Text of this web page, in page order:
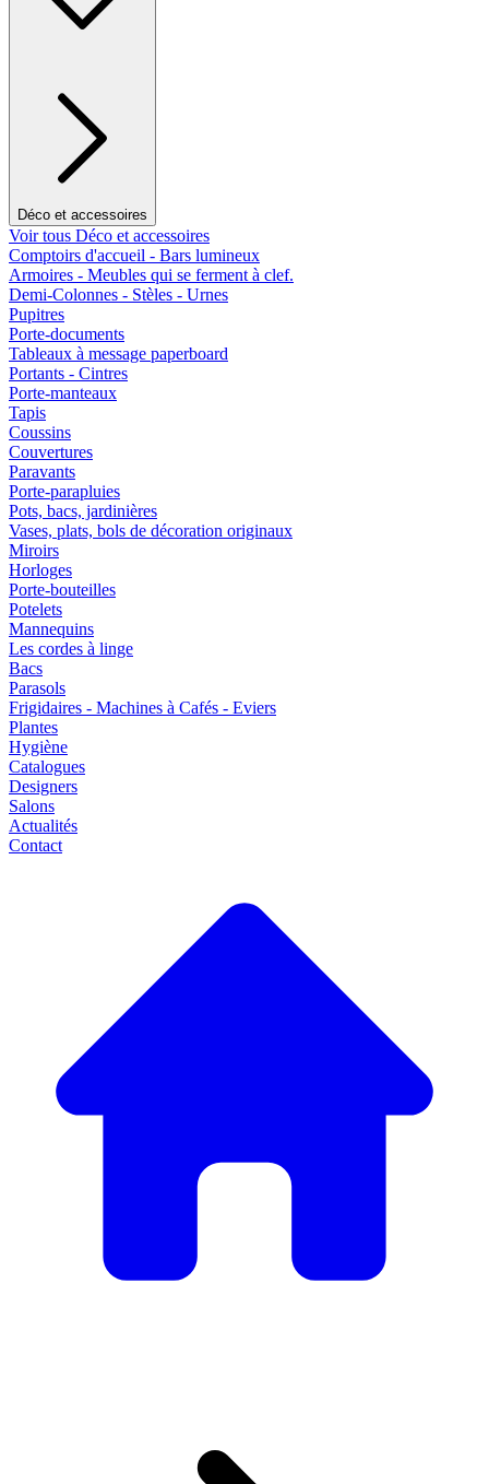
Déco et accessoires
Voir tous Déco et accessoires
Comptoirs d'accueil - Bars lumineux
Armoires - Meubles qui se ferment à clef.
Demi-Colonnes - Stèles - Urnes
Pupitres
Porte-documents
Tableaux à message paperboard
Portants - Cintres
Porte-manteaux
Tapis
Coussins
Couvertures
Paravants
Porte-parapluies
Pots, bacs, jardinières
Vases, plats, bols de décoration originaux
Miroirs
Horloges
Porte-bouteilles
Potelets
Mannequins
Les cordes à linge
Bacs
Parasols
Frigidaires - Machines à Cafés - Eviers
Plantes
Hygiène
Catalogues
Designers
Salons
Actualités
Contact